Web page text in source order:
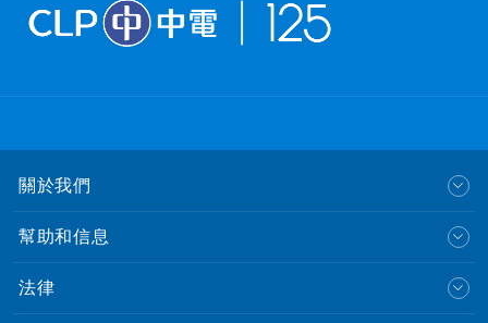
關於我們
幫助和信息
法律